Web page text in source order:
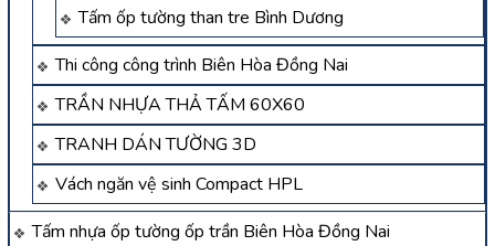
Tấm ốp tường than tre Bình Dương
Thi công công trình Biên Hòa Đồng Nai
TRẦN NHỰA THẢ TẤM 60X60
TRANH DÁN TƯỜNG 3D
Vách ngăn vệ sinh Compact HPL
Tấm nhựa ốp tường ốp trần Biên Hòa Đồng Nai